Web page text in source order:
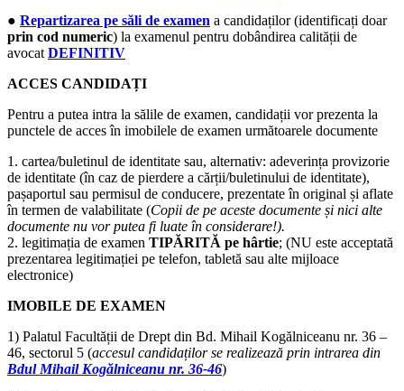
● Repartizarea pe săli de examen a candidaților (identificați doar
prin cod numeric) la examenul pentru dobândirea calității de
avocat DEFINITIV
ACCES CANDIDAȚI
Pentru a putea intra la sălile de examen, candidații vor prezenta la
punctele de acces în imobilele de examen următoarele documente
1. cartea/buletinul de identitate sau, alternativ: adeverința provizorie
de identitate (în caz de pierdere a cărții/buletinului de identitate),
pașaportul sau permisul de conducere, prezentate în original și aflate
în termen de valabilitate (Copii de pe aceste documente și nici alte
documente nu vor putea fi luate în considerare!).
2. legitimația de examen TIPĂRITĂ pe hârtie; (NU este acceptată
prezentarea legitimației pe telefon, tabletă sau alte mijloace
electronice)
IMOBILE DE EXAMEN
1) Palatul Facultății de Drept din Bd. Mihail Kogălniceanu nr. 36 –
46, sectorul 5 (accesul candidaților se realizează prin intrarea din
Bdul Mihail Kogălniceanu nr. 36-46)